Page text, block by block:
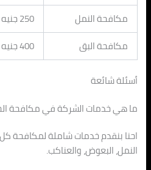
مكافحة النمل
250 جنيه
مكافحة البق
400 جنيه
أسئلة شائعة
ما هي خدمات الشركة في مكافحة
احنا بنقدم خدمات شاملة لمكافحة كل
النمل، البعوض، والعناكب.